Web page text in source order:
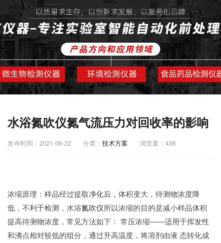
水浴氮吹仪氮气流压力对回收率的影响
发布时间：2021-06-22 分类： 技术方案 浏览量：438
浓缩原理：样品经过提取净化后，体积变大，待测物浓度降
低，不利于检测，水浴氮吹仪所以浓缩的目的是减小样品体积
提高待测物浓度，常见方法如下： 常压浓缩——适用于挥发性
和沸点相对较低的组分，通过升高温度，将溶剂由液 态转化成